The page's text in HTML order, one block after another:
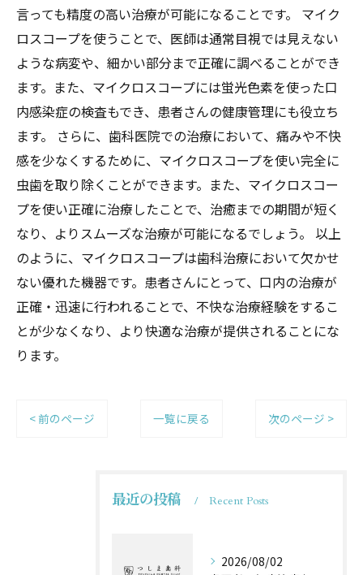
言っても精度の高い治療が可能になることです。 マイク
ロスコープを使うことで、医師は通常目視では見えない
ような病変や、細かい部分まで正確に調べることができ
ます。また、マイクロスコープには蛍光色素を使った口
内感染症の検査もでき、患者さんの健康管理にも役立ち
ます。 さらに、歯科医院での治療において、痛みや不快
感を少なくするために、マイクロスコープを使い完全に
虫歯を取り除くことができます。また、マイクロスコー
プを使い正確に治療したことで、治癒までの期間が短く
なり、よりスムーズな治療が可能になるでしょう。 以上
のように、マイクロスコープは歯科治療において欠かせ
ない優れた機器です。患者さんにとって、口内の治療が
正確・迅速に行われることで、不快な治療経験をするこ
とが少なくなり、より快適な治療が提供されることにな
ります。
< 前のページ 一覧に戻る 次のページ >
最近の投稿 Recent Posts
2026/08/02